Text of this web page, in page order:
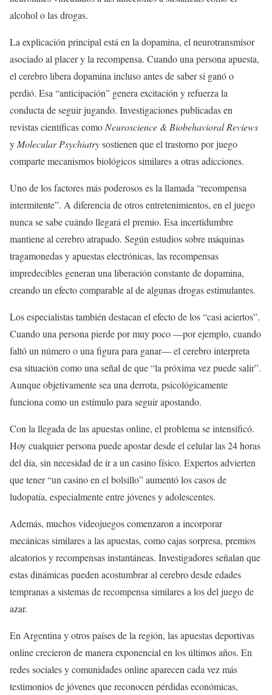
alcohol o las drogas.
La explicación principal está en la dopamina, el neurotransmisor
asociado al placer y la recompensa. Cuando una persona apuesta,
el cerebro libera dopamina incluso antes de saber si ganó o
perdió. Esa “anticipación” genera excitación y refuerza la
conducta de seguir jugando. Investigaciones publicadas en
revistas científicas como Neuroscience & Biobehavioral Reviews
y Molecular Psychiatrysostienen que el trastorno por juego
comparte mecanismos biológicos similares a otras adicciones.
Uno de los factores más poderosos es la llamada “recompensa
intermitente”. A diferencia de otros entretenimientos, en el juego
nunca se sabe cuándo llegará el premio. Esa incertidumbre
mantiene al cerebro atrapado. Según estudios sobre máquinas
tragamonedas y apuestas electrónicas, las recompensas
impredecibles generan una liberación constante de dopamina,
creando un efecto comparable al de algunas drogas estimulantes.
Los especialistas también destacan el efecto de los “casi aciertos”.
Cuando una persona pierde por muy poco —por ejemplo, cuando
faltó un número o una figura para ganar— el cerebro interpreta
esa situación como una señal de que “la próxima vez puede salir”.
Aunque objetivamente sea una derrota, psicológicamente
funciona como un estímulo para seguir apostando.
Con la llegada de las apuestas online, el problema se intensificó.
Hoy cualquier persona puede apostar desde el celular las 24 horas
del día, sin necesidad de ir a un casino físico. Expertos advierten
que tener “un casino en el bolsillo” aumentó los casos de
ludopatía, especialmente entre jóvenes y adolescentes.
Además, muchos videojuegos comenzaron a incorporar
mecánicas similares a las apuestas, como cajas sorpresa, premios
aleatorios y recompensas instantáneas. Investigadores señalan que
estas dinámicas pueden acostumbrar al cerebro desde edades
tempranas a sistemas de recompensa similares a los del juego de
azar.
En Argentina y otros países de la región, las apuestas deportivas
online crecieron de manera exponencial en los últimos años. En
redes sociales y comunidades online aparecen cada vez más
testimonios de jóvenes que reconocen pérdidas económicas,